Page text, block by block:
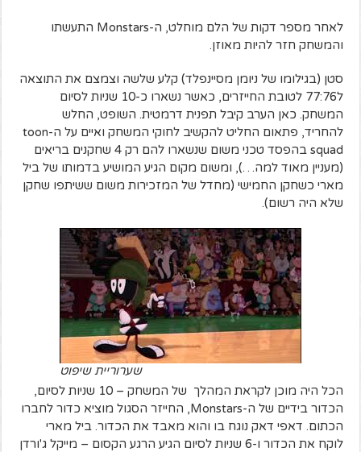
לאחר מספר דקות של הלם מוחלט, ה-Monstars התעשתו
והמשחק חזר להיות מאוזן.
סטן (בגילומו של ניומן מסיינפלד) קלע שלשה וצמצם את התוצאה
ל77:76 לטובת החייזרים, כאשר נשארו כ-10 שניות לסיום
המשחק. כאן הערב קיבל תפנית דרמטית. השופט, החלש
להחריד, פתאום החליט להקשיב לחוקי המשחק ואיים על ה-toon
squad בהפסד טכני משום שנשארו להם רק 4 שחקנים בריאים
(מעניין מאוד למה…), ומשום מקום הגיע המושיע בדמותו של ביל
מארי כשחקן החמישי (מחדל של המזכירות משום ששיתפו שחקן
שלא היה רשום).
שערוריית שיפוט
הכל היה מוכן לקראת המהלך של המשחק – 10 שניות לסיום,
הכדור בידיים של ה-Monstars, החייזר הסגול מוציא כדור לחברו
הכתום. דאפי דאק נוגח בו והוא מאבד את הכדור. ביל מארי
לוקח את הכדור ו-6 שניות לסיום הגיע הרגע הקסום – מייקל ג'ורדן